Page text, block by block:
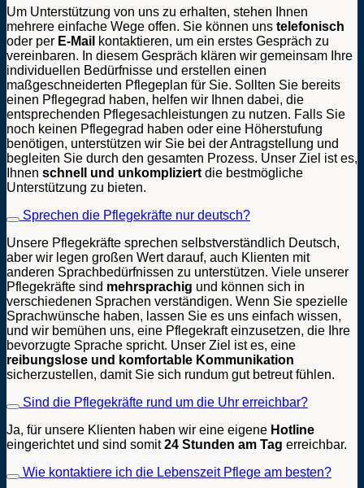
Um Unterstützung von uns zu erhalten, stehen Ihnen
mehrere einfache Wege offen. Sie können uns telefonisch
oder per E-Mail kontaktieren, um ein erstes Gespräch zu
vereinbaren. In diesem Gespräch klären wir gemeinsam Ihre
individuellen Bedürfnisse und erstellen einen
maßgeschneiderten Pflegeplan für Sie. Sollten Sie bereits
einen Pflegegrad haben, helfen wir Ihnen dabei, die
entsprechenden Pflegesachleistungen zu nutzen. Falls Sie
noch keinen Pflegegrad haben oder eine Höherstufung
benötigen, unterstützen wir Sie bei der Antragstellung und
begleiten Sie durch den gesamten Prozess. Unser Ziel ist es,
Ihnen schnell und unkompliziert die bestmögliche
Unterstützung zu bieten.
Sprechen die Pflegekräfte nur deutsch?
Unsere Pflegekräfte sprechen selbstverständlich Deutsch,
aber wir legen großen Wert darauf, auch Klienten mit
anderen Sprachbedürfnissen zu unterstützen. Viele unserer
Pflegekräfte sind mehrsprachig und können sich in
verschiedenen Sprachen verständigen. Wenn Sie spezielle
Sprachwünsche haben, lassen Sie es uns einfach wissen,
und wir bemühen uns, eine Pflegekraft einzusetzen, die Ihre
bevorzugte Sprache spricht. Unser Ziel ist es, eine
reibungslose und komfortable Kommunikation
sicherzustellen, damit Sie sich rundum gut betreut fühlen.
Sind die Pflegekräfte rund um die Uhr erreichbar?
Ja, für unsere Klienten haben wir eine eigene Hotline
eingerichtet und sind somit24 Stunden am Tag erreichbar.
Wie kontaktiere ich die Lebenszeit Pflege am besten?